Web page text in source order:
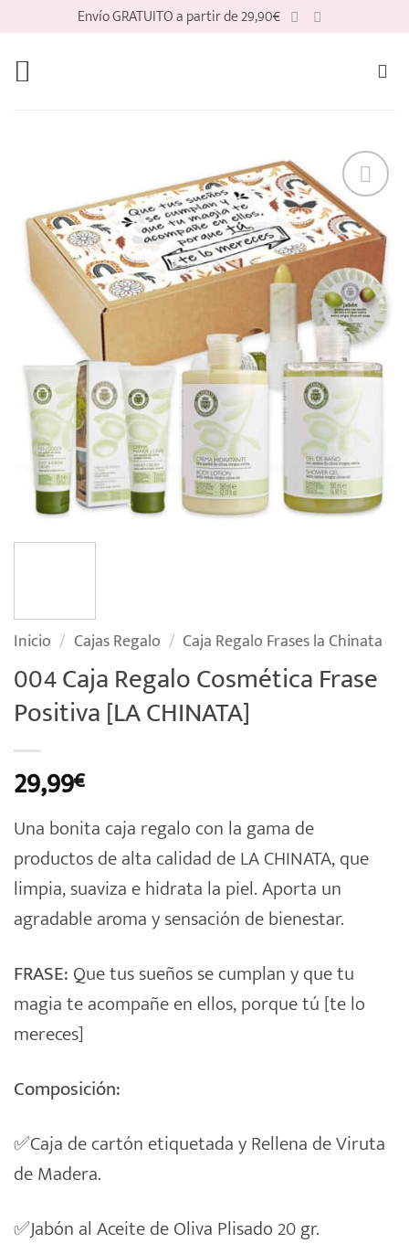
contenido
Envío GRATUITO a partir de 29,90€
Inicio / Cajas Regalo / Caja Regalo Frases la Chinata
004 Caja Regalo Cosmética Frase
Positiva [LA CHINATA]
29,99€
Una bonita caja regalo con la gama de
productos de alta calidad de LA CHINATA, que
limpia, suaviza e hidrata la piel. Aporta un
agradable aroma y sensación de bienestar.
FRASE: Que tus sueños se cumplan y que tu
magia te acompañe en ellos, porque tú [te lo
mereces]
Composición:
✅Caja de cartón etiquetada y Rellena de Viruta
de Madera.
✅Jabón al Aceite de Oliva Plisado 20 gr.